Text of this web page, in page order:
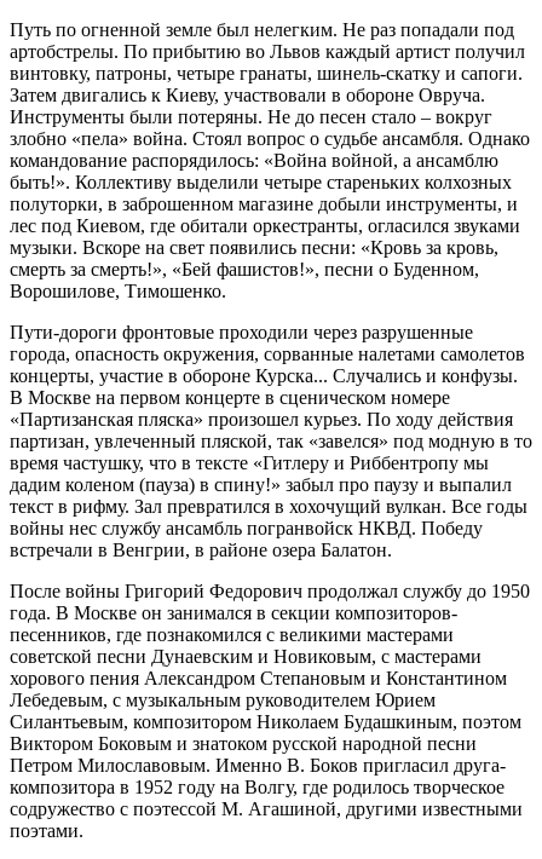
Путь по огненной земле был нелегким. Не раз попадали под
артобстрелы. По прибытию во Львов каждый артист получил
винтовку, патроны, четыре гранаты, шинель-скатку и сапоги.
Затем двигались к Киеву, участвовали в обороне Овруча.
Инструменты были потеряны. Не до песен стало – вокруг
злобно «пела» война. Стоял вопрос о судьбе ансамбля. Однако
командование распорядилось: «Война войной, а ансамблю
быть!». Коллективу выделили четыре стареньких колхозных
полуторки, в заброшенном магазине добыли инструменты, и
лес под Киевом, где обитали оркестранты, огласился звуками
музыки. Вскоре на свет появились песни: «Кровь за кровь,
смерть за смерть!», «Бей фашистов!», песни о Буденном,
Ворошилове, Тимошенко.
Пути-дороги фронтовые проходили через разрушенные
города, опасность окружения, сорванные налетами самолетов
концерты, участие в обороне Курска... Случались и конфузы.
В Москве на первом концерте в сценическом номере
«Партизанская пляска» произошел курьез. По ходу действия
партизан, увлеченный пляской, так «завелся» под модную в то
время частушку, что в тексте «Гитлеру и Риббентропу мы
дадим коленом (пауза) в спину!» забыл про паузу и выпалил
текст в рифму. Зал превратился в хохочущий вулкан. Все годы
войны нес службу ансамбль погранвойск НКВД. Победу
встречали в Венгрии, в районе озера Балатон.
После войны Григорий Федорович продолжал службу до 1950
года. В Москве он занимался в секции композиторов-
песенников, где познакомился с великими мастерами
советской песни Дунаевским и Новиковым, с мастерами
хорового пения Александром Степановым и Константином
Лебедевым, с музыкальным руководителем Юрием
Силантьевым, композитором Николаем Будашкиным, поэтом
Виктором Боковым и знатоком русской народной песни
Петром Милославовым. Именно В. Боков пригласил друга-
композитора в 1952 году на Волгу, где родилось творческое
содружество с поэтессой М. Агашиной, другими известными
поэтами.